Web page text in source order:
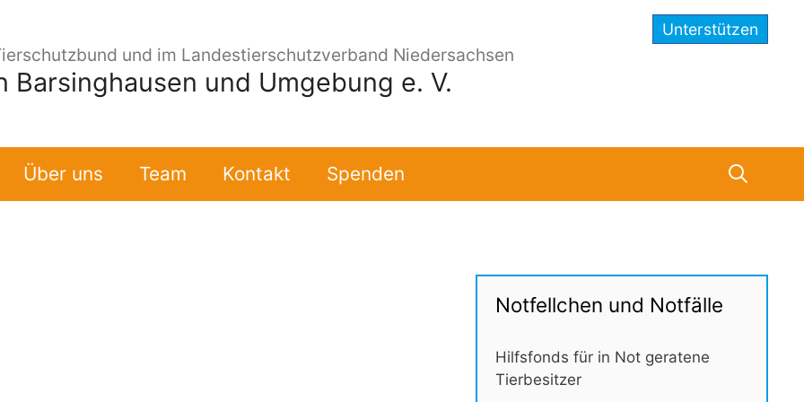
Unterstützen
Barsinghausen und Umgebung e. V.
und im Landestierschutzverband Niedersachsen
Über uns Team Kontakt Spenden
Notfellchen und Notfälle
Hilfsfonds für in Not geratene
Tierbesitzer